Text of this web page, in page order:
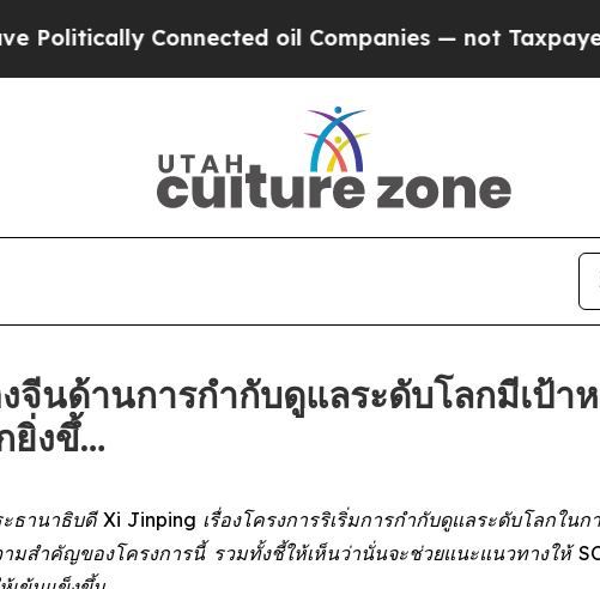
Connected oil Companies — not Taxpayers —
จีนด้านการกำกับดูแลระดับโลกมีเป้า
ยิ่งขึ้…
ธานาธิบดี Xi Jinping เรื่องโครงการริเริ่มการกำกับดูแลระดับโลกใน
มสำคัญของโครงการนี้ รวมทั้งชี้ให้เห็นว่านั่นจะช่วยแนะแนวทางให้